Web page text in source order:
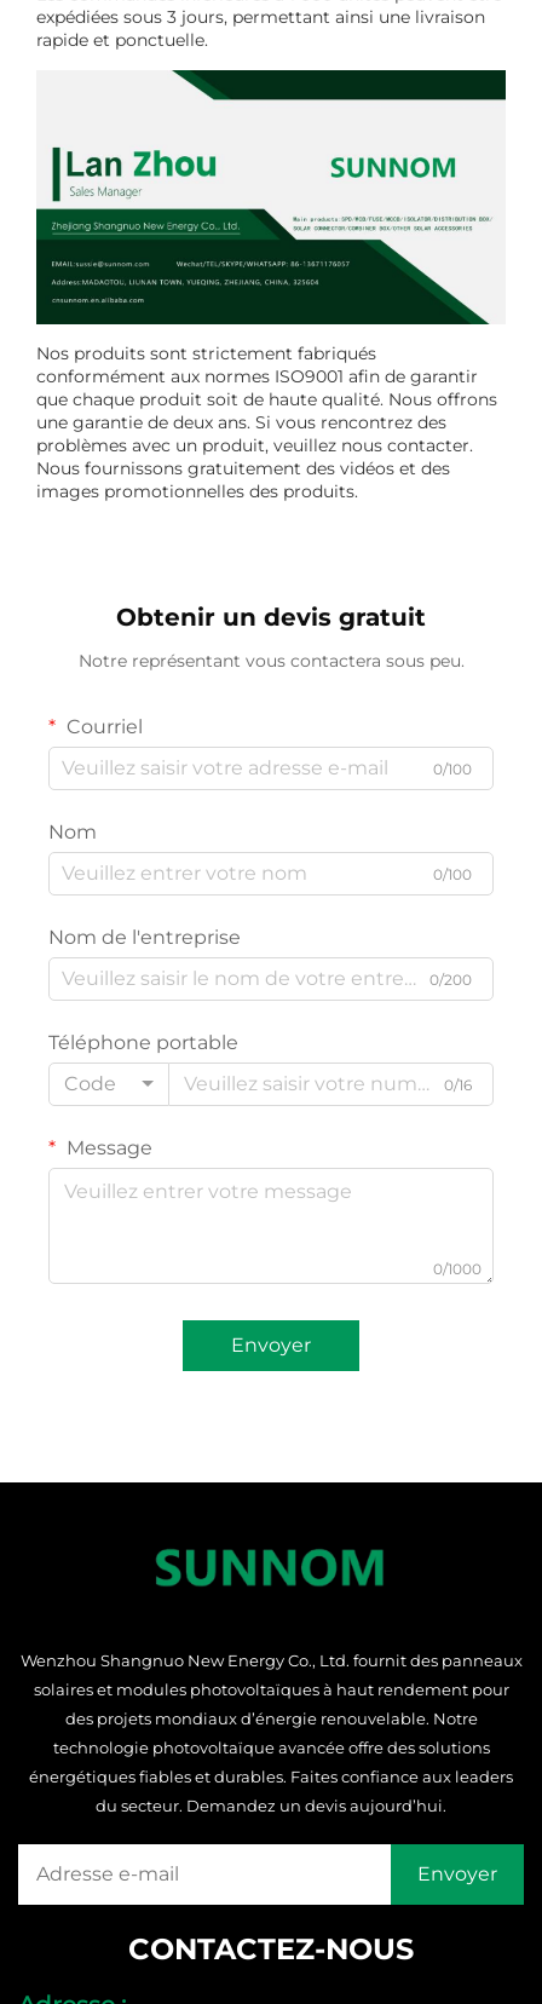
expédiées sous 3 jours, permettant ainsi une livraison
rapide et ponctuelle.
Nos produits sont strictement fabriqués
conformément aux normes ISO9001 afin de garantir
que chaque produit soit de haute qualité. Nous offrons
une garantie de deux ans. Si vous rencontrez des
problèmes avec un produit, veuillez nous contacter.
Nous fournissons gratuitement des vidéos et des
images promotionnelles des produits.
Obtenir un devis gratuit
Notre représentant vous contactera sous peu.
Courriel
0/100
Nom
0/100
Nom de l'entreprise
0/200
Téléphone portable
Code
0/16
Message
0/1000
Envoyer
Wenzhou Shangnuo New Energy Co., Ltd. fournit des panneaux
solaires et modules photovoltaïques à haut rendement pour
des projets mondiaux d’énergie renouvelable. Notre
technologie photovoltaïque avancée offre des solutions
énergétiques fiables et durables. Faites confiance aux leaders
du secteur. Demandez un devis aujourd’hui.
CONTACTEZ-NOUS